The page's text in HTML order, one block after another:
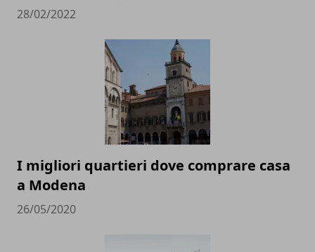
28/02/2022
I migliori quartieri dove comprare casa
a Modena
26/05/2020